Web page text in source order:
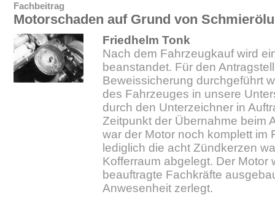
Fachbeitrag
Motorschaden auf Grund von
Friedhelm Tonk
Nach dem Fahrzeugkauf wird
beanstandet. Für den
Beweissicherung durchgeführt
des Fahrzeuges in unsere
durch den Unterzeichner in
Zeitpunkt der Übernahme beim
war der Motor noch komplett im
lediglich die acht Zündkerzen
Kofferraum abgelegt. Der Motor
beauftragte Fachkräfte
Anwesenheit zerlegt.